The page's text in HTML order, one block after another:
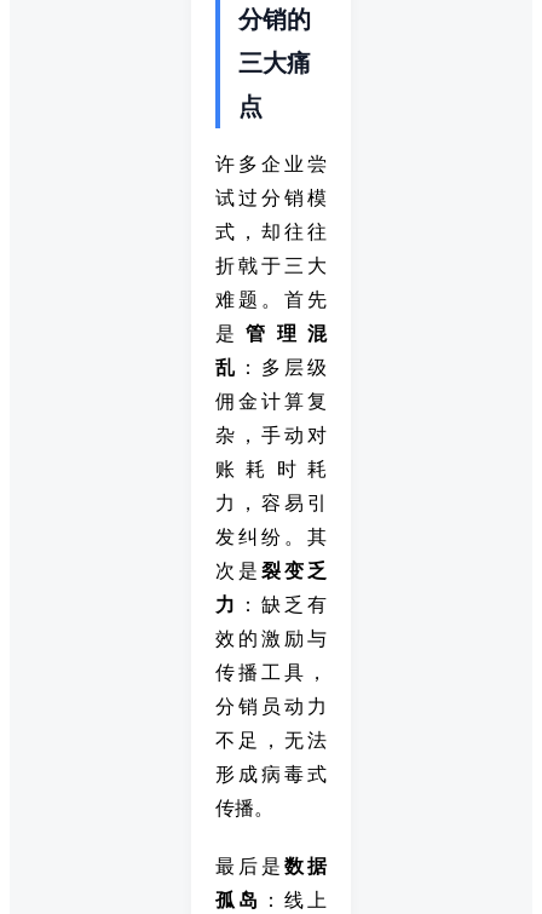
分销的
三大痛
点
许多企业尝
试过分销模
式，却往往
折戟于三大
难题。首先
是管理混
乱 ：多层级
佣金计算复
杂，手动对
账耗时耗
力，容易引
发纠纷。其
次是 裂变乏
力
：缺乏有
效的激励与
传播工具，
分销员动力
不足，无法
形成病毒式
传播。
最后是 数据
孤岛
：线上